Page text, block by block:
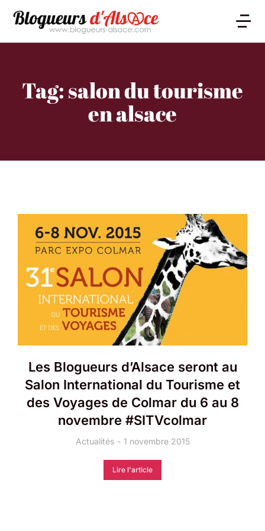
Tag: salon du tourisme
en alsace
Les Blogueurs d’Alsace seront au
Salon International du Tourisme et
des Voyages de Colmar du 6 au 8
novembre #SITVcolmar
Actualités 1 novembre 2015
Lire l'article